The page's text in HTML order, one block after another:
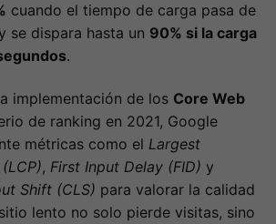
cuando el tiempo de carga pasa de
se dispara hasta un 90% si la carga
.
implementación de los Core Web
de ranking en 2021, Google
métricas como el Largest
, First Input Delay (FID) y
Shift (CLS) para valorar la calidad
lento no solo pierde visitas, sino